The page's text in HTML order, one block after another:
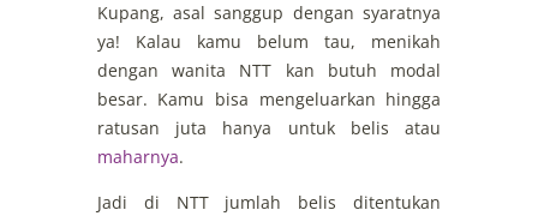
Kupang, asal sanggup dengan syaratnya
ya! Kalau kamu belum tau, menikah
dengan wanita NTT kan butuh modal
besar. Kamu bisa mengeluarkan hingga
ratusan juta hanya untuk belis atau
maharnya.
Jadi di NTT jumlah belis ditentukan